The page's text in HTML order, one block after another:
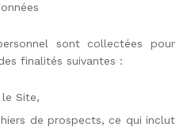
sont collectées pour
finalités suivantes :
Site,
de prospects, ce qui inclut